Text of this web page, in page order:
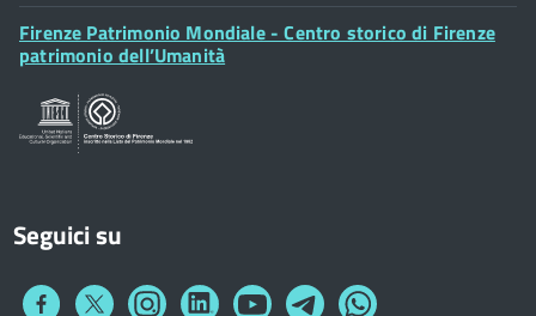
Posta Elettronica Certificata
Footer
Widget
Firenze Patrimonio Mondiale - Centro storico di Firenze
patrimonio dell’Umanità
Seguici su
Collegamento
CollegamentoCollegamentoCollegamentoCollegamento
CollegamentoCollegamento